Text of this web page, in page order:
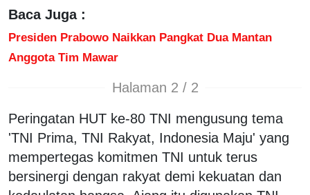
Baca Juga :
Presiden Prabowo Naikkan Pangkat Dua Mantan
Anggota Tim Mawar
Halaman 2 / 2
Peringatan HUT ke-80 TNI mengusung tema
'TNI Prima, TNI Rakyat, Indonesia Maju' yang
mempertegas komitmen TNI untuk terus
bersinergi dengan rakyat demi kekuatan dan